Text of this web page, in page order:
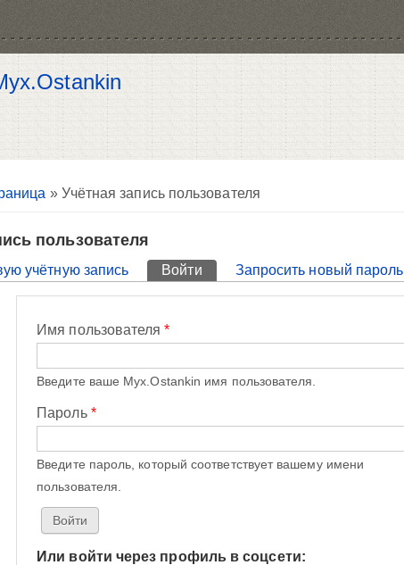
» Учётная запись пользователя
пользователя
учётную запись Войти (активная вкладка)
Запросить новый пароль
Имя пользователя*
Введите ваше Myx.Ostankin имя пользователя.
Пароль *
Введите пароль, который соответствует вашему имени
пользователя.
Или войти через профиль в соцсети: